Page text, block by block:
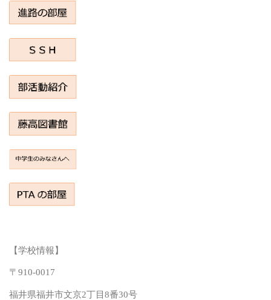
【学校情報】
〒910-0017
福井県福井市文京2丁目8番30号